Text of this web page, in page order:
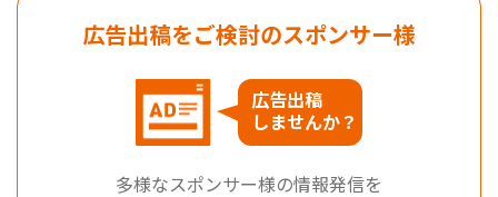
広告出稿をご検討のスポンサー様
広告出稿
しませんか？
多様なスポンサー様の情報発信を